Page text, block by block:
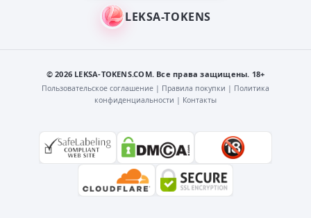
© 2026 LEKSA-TOKENS.COM. Все права защищены. 18+
Пользовательское соглашение | Правила покупки | Политика
конфиденциальности | Контакты